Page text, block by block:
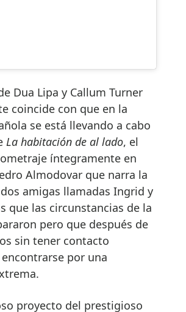
Dua Lipa y Callum Turner
coincide con que en la
se está llevando a cabo
La habitación de al lado, el
íntegramente en
Almodovar que narra la
amigas llamadas Ingrid y
que las circunstancias de la
pero que después de
sin tener contacto
por una
proyecto del prestigioso